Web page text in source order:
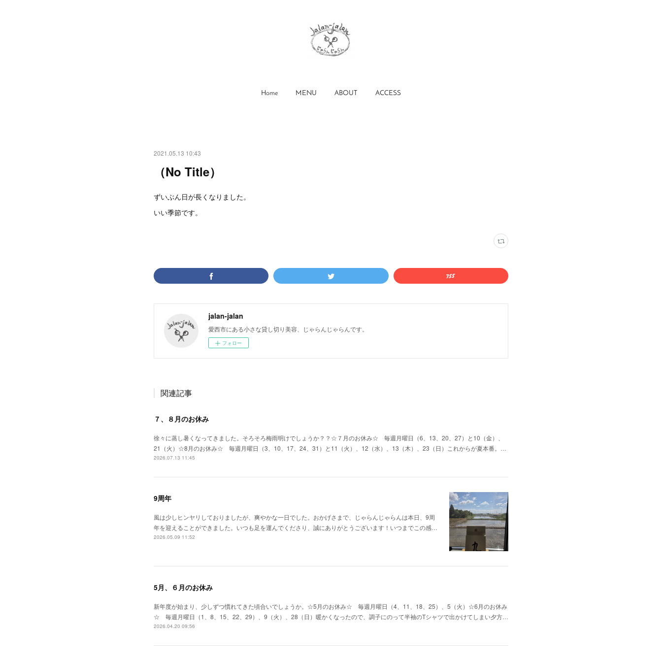
Home MENU ABOUT ACCESS
2021.05.13 10:43
（No Title）
ずいぶん日が長くなりました。
いい季節です。
jalan-jalan
愛西市にある小さな貸し切り美容、じゃらんじゃらんです。
フォロー
関連記事
７、８月のお休み
徐々に蒸し暑くなってきました。そろそろ梅雨明けでしょうか？？☆７月のお休み☆ 毎週月曜日（6、13、20、27）と10（金）、
21（火）☆8月のお休み☆ 毎週月曜日（3、10、17、24、31）と11（火）、12（水）、13（木）、23（日）これからが夏本番。…
2026.07.13 11:45
9周年
風は少しヒンヤリしておりましたが、爽やかな一日でした。おかげさまで、じゃらんじゃらんは本日、9周
年を迎えることができました。いつも足を運んでくださり、誠にありがとうございます！いつまでこの感…
2026.05.09 11:52
5月、６月のお休み
新年度が始まり、少しずつ慣れてきた頃合いでしょうか。☆5月のお休み☆ 毎週月曜日（4、11、18、25）、5（火）☆6月のお休み
☆ 毎週月曜日（1、8、15、22、29）、9（火）、28（日）暖かくなったので、調子にのって半袖のTシャツで出かけてしまい夕方…
2026.04.20 09:56